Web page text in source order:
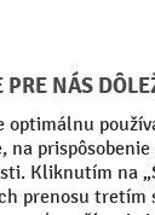
3